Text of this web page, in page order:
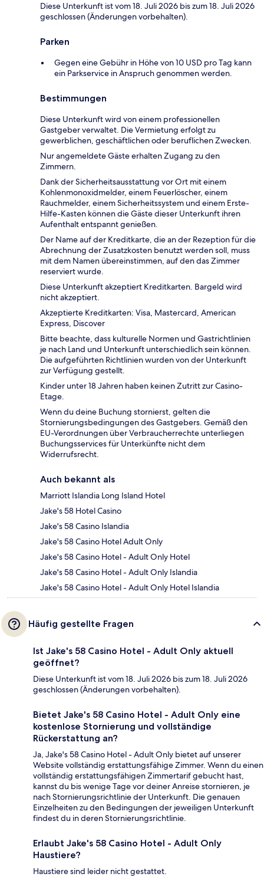
Diese Unterkunft ist vom 18. Juli 2026 bis zum 18. Juli 2026
geschlossen (Änderungen vorbehalten).
Parken
Gegen eine Gebühr in Höhe von 10 USD pro Tag kann
ein Parkservice in Anspruch genommen werden.
Bestimmungen
Diese Unterkunft wird von einem professionellen
Gastgeber verwaltet. Die Vermietung erfolgt zu
gewerblichen, geschäftlichen oder beruflichen Zwecken.
Nur angemeldete Gäste erhalten Zugang zu den
Zimmern.
Dank der Sicherheitsausstattung vor Ort mit einem
Kohlenmonoxidmelder, einem Feuerlöscher, einem
Rauchmelder, einem Sicherheitssystem und einem Erste-
Hilfe-Kasten können die Gäste dieser Unterkunft ihren
Aufenthalt entspannt genießen.
Der Name auf der Kreditkarte, die an der Rezeption für die
Abrechnung der Zusatzkosten benutzt werden soll, muss
mit dem Namen übereinstimmen, auf den das Zimmer
reserviert wurde.
Diese Unterkunft akzeptiert Kreditkarten. Bargeld wird
nicht akzeptiert.
Akzeptierte Kreditkarten: Visa, Mastercard, American
Express, Discover
Bitte beachte, dass kulturelle Normen und Gastrichtlinien
je nach Land und Unterkunft unterschiedlich sein können.
Die aufgeführten Richtlinien wurden von der Unterkunft
zur Verfügung gestellt.
Kinder unter 18 Jahren haben keinen Zutritt zur Casino-
Etage.
Wenn du deine Buchung stornierst, gelten die
Stornierungsbedingungen des Gastgebers. Gemäß den
EU-Verordnungen über Verbraucherrechte unterliegen
Buchungsservices für Unterkünfte nicht dem
Widerrufsrecht.
Auch bekannt als
Marriott Islandia Long Island Hotel
Jake's 58 Hotel Casino
Jake's 58 Casino Islandia
Jake's 58 Casino Hotel Adult Only
Jake's 58 Casino Hotel - Adult Only Hotel
Jake's 58 Casino Hotel - Adult Only Islandia
Jake's 58 Casino Hotel - Adult Only Hotel Islandia
Häufig gestellte Fragen
Ist Jake's 58 Casino Hotel - Adult Only aktuell
geöffnet?
Diese Unterkunft ist vom 18. Juli 2026 bis zum 18. Juli 2026
geschlossen (Änderungen vorbehalten).
Bietet Jake's 58 Casino Hotel - Adult Only eine
kostenlose Stornierung und vollständige
Rückerstattung an?
Ja, Jake's 58 Casino Hotel - Adult Only bietet auf unserer
Website vollständig erstattungsfähige Zimmer. Wenn du einen
vollständig erstattungsfähigen Zimmertarif gebucht hast,
kannst du bis wenige Tage vor deiner Anreise stornieren, je
nach Stornierungsrichtlinie der Unterkunft. Die genauen
Einzelheiten zu den Bedingungen der jeweiligen Unterkunft
findest du in deren Stornierungsrichtlinie.
Erlaubt Jake's 58 Casino Hotel - Adult Only
Haustiere?
Haustiere sind leider nicht gestattet.